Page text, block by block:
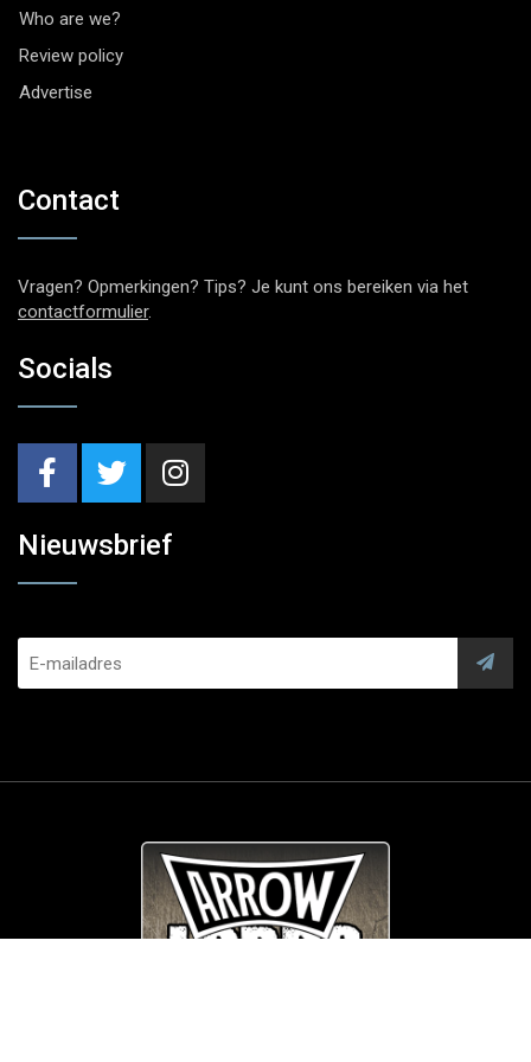
Who are we?
Review policy
Advertise
Contact
Vragen? Opmerkingen? Tips? Je kunt ons bereiken via het
contactformulier.
Socials
Nieuwsbrief